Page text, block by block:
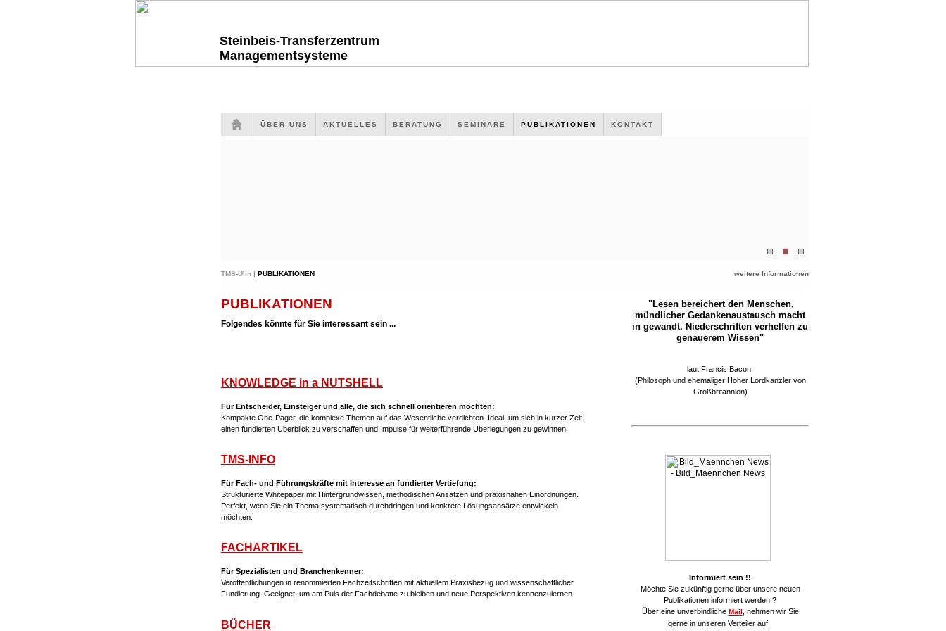
Steinbeis-Transferzentrum
Managementsysteme
ÜBER UNS AKTUELLES BERATUNG SEMINARE PUBLIKATIONEN KONTAKT
TMS-Ulm | PUBLIKATIONEN weitere Informationen
PUBLIKATIONEN
Folgendes könnte für Sie interessant sein ...
KNOWLEDGE in a NUTSHELL
Für Entscheider, Einsteiger und alle, die sich schnell orientieren möchten:
Kompakte One-Pager, die komplexe Themen auf das Wesentliche verdichten. Ideal, um sich in kurzer Zeit
einen fundierten Überblick zu verschaffen und Impulse für weiterführende Überlegungen zu gewinnen.
TMS-INFO
Für Fach- und Führungskräfte mit Interesse an fundierter Vertiefung:
Strukturierte Whitepaper mit Hintergrundwissen, methodischen Ansätzen und praxisnahen Einordnungen.
Perfekt, wenn Sie ein Thema systematisch durchdringen und konkrete Lösungsansätze entwickeln
möchten.
FACHARTIKEL
Für Spezialisten und Branchenkenner:
Veröffentlichungen in renommierten Fachzeitschriften mit aktuellem Praxisbezug und wissenschaftlicher
Fundierung. Geeignet, um am Puls der Fachdebatte zu bleiben und neue Perspektiven kennenzulernen.
BÜCHER
"Lesen bereichert den Menschen,
mündlicher Gedankenaustausch macht
in gewandt. Niederschriften verhelfen zu
genauerem Wissen"
laut Francis Bacon
(Philosoph und ehemaliger Hoher Lordkanzler von
Großbritannien)
Informiert sein !!
Möchte Sie zukünftig gerne über unsere neuen
Publikationen informiert werden ?
Über eine unverbindliche Mail , nehmen wir Sie
gerne in unseren Verteiler auf.